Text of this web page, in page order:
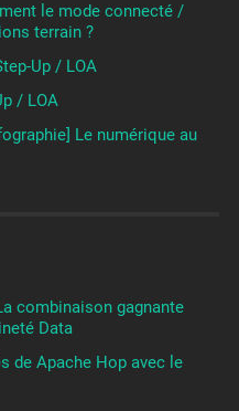
le mode connecté /
terrain ?
Up / LOA
/ LOA
Le numérique au
combinaison gagnante
Data
de Apache Hop avec le